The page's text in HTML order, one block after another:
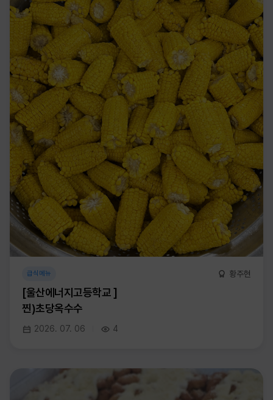
급식메뉴 황주현
[울산에너지고등학교 ]
찐)초당옥수수
2026. 07. 06 4